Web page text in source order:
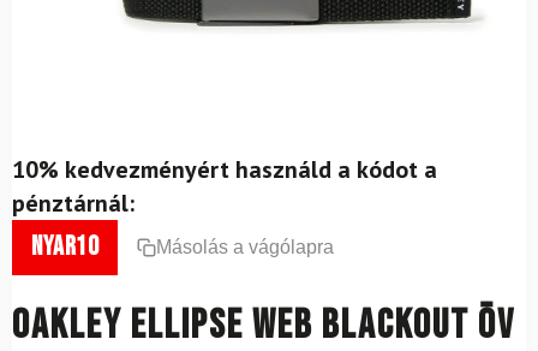
10% kedvezményért használd a kódot a
pénztárnál:
nyar10 Másolás a vágólapra
OAKLEY Ellipse Web Blackout öv